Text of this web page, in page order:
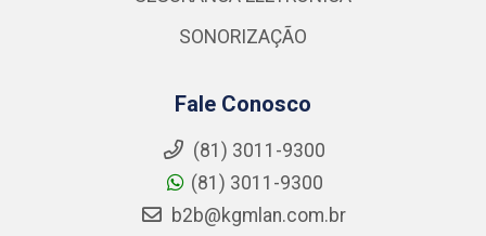
SONORIZAÇÃO
Fale Conosco
(81) 3011-9300
(81) 3011-9300
b2b@kgmlan.com.br